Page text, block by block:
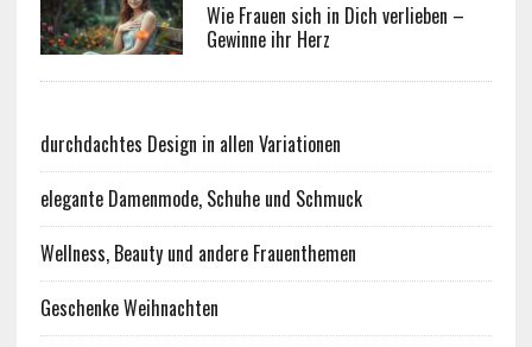
Wie Frauen sich in Dich verlieben –
Gewinne ihr Herz
durchdachtes Design in allen Variationen
elegante Damenmode, Schuhe und Schmuck
Wellness, Beauty und andere Frauenthemen
Geschenke Weihnachten